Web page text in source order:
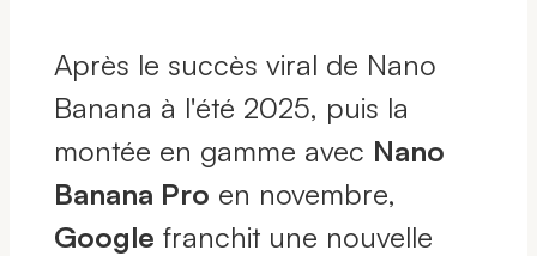
Après le succès viral de Nano
Banana à l'été 2025, puis la
montée en gamme avec Nano
Banana Pro en novembre,
Google franchit une nouvelle